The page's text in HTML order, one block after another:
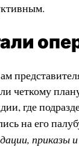
четкому
где
на его
приказы